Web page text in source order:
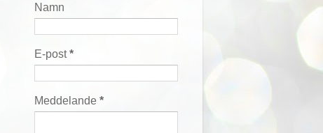
Namn
E-post*
Meddelande *